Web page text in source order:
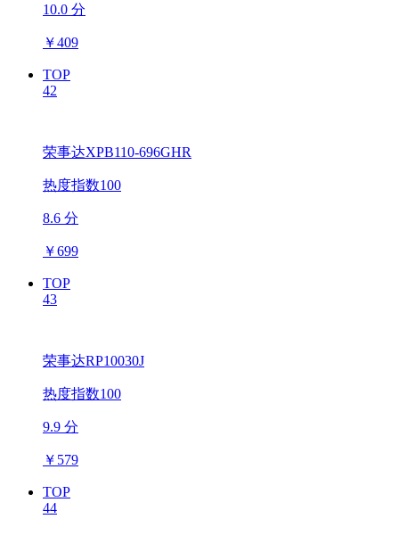
10.0 分
￥409
TOP
42
荣事达XPB110-696GHR
热度指数100
8.6 分
￥699
TOP
43
荣事达RP10030J
热度指数100
9.9 分
￥ 579
TOP
44